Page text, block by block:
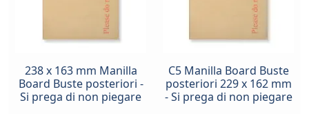
238 x 163 mm Manilla
Board Buste posteriori -
Si prega di non piegare
C5 Manilla Board Buste
posteriori 229 x 162 mm
- Si prega di non piegare